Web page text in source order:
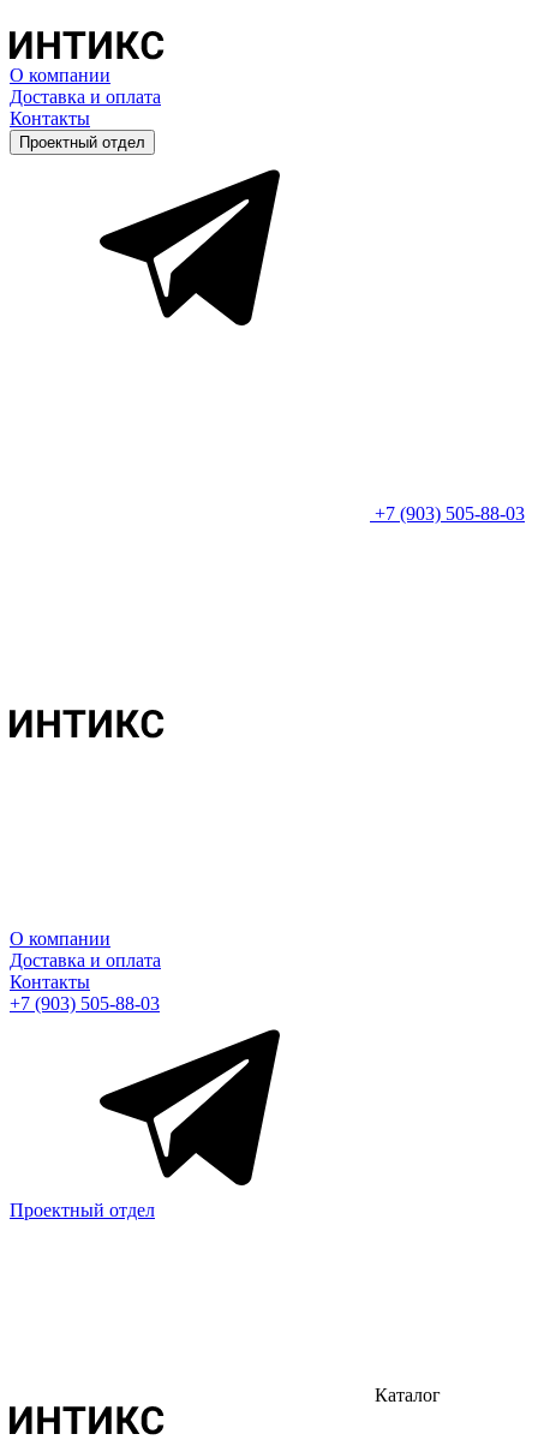
О компании
Доставка и оплата
Контакты
Проектный отдел
+7 (903) 505-88-03
О компании
Доставка и оплата
Контакты
+7 (903) 505-88-03
Проектный отдел
Каталог